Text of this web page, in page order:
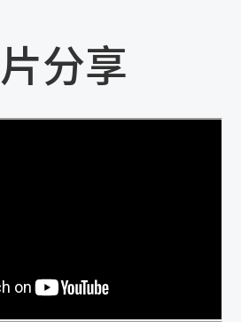
分享